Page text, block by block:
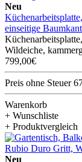
Neu
einseitige
Wildeiche,
799,00€
Preis ohne Steuer
Warenkorb
+ Wunschliste
+ Produktvergleich
Neu